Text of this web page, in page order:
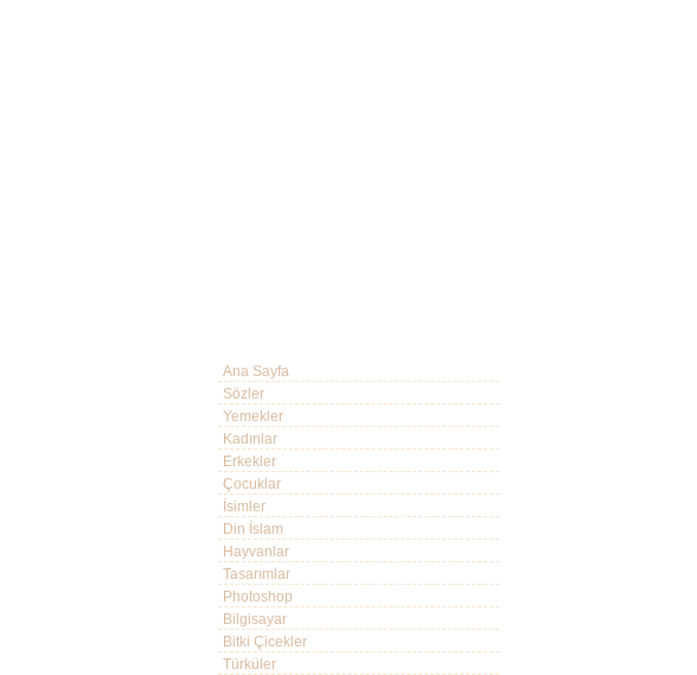
Ana Sayfa
Sözler
Yemekler
Kadınlar
Erkekler
Çocuklar
İsimler
Din İslam
Hayvanlar
Tasarımlar
Photoshop
Bilgisayar
Bitki Çicekler
Türküler